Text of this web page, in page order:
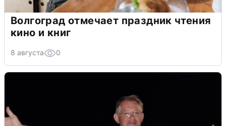
Волгоград отмечает праздник чтения
кино и книг
8 августа 0